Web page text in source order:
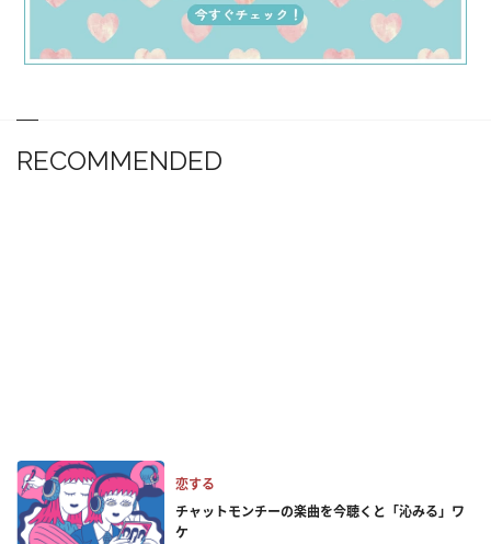
RECOMMENDED
恋する
チャットモンチーの楽曲を今聴くと「沁みる」ワ
ケ